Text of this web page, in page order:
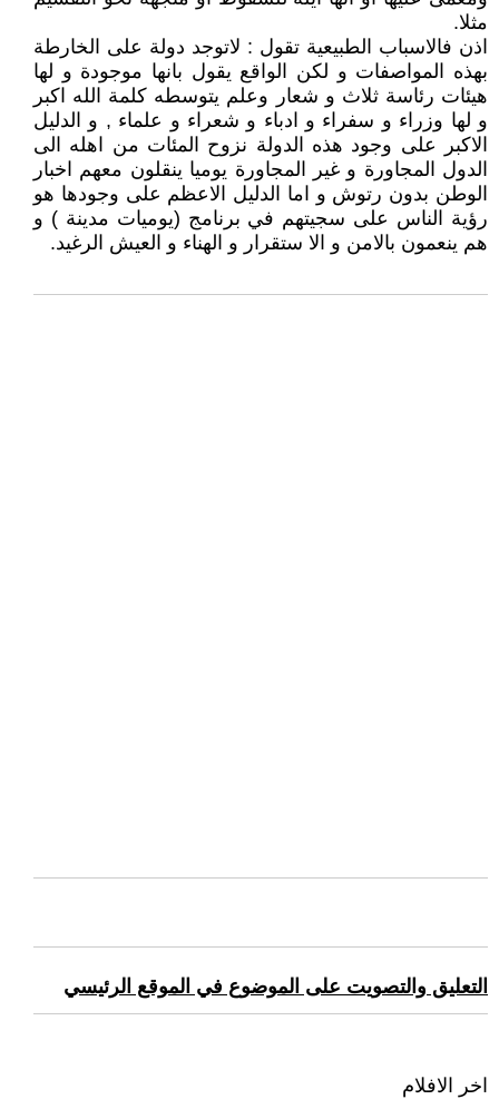
مثلا.
اذن فالاسباب الطبيعية تقول : لاتوجد دولة على الخارطة
بهذه المواصفات و لكن الواقع يقول بانها موجودة و لها
هيئات رئاسة ثلاث و شعار وعلم يتوسطه كلمة الله اكبر
و لها وزراء و سفراء و ادباء و شعراء و علماء , و الدليل
الاكبر على وجود هذه الدولة نزوح المئات من اهله الى
الدول المجاورة و غير المجاورة يوميا ينقلون معهم اخبار
الوطن بدون رتوش و اما الدليل الاعظم على وجودها هو
رؤية الناس على سجيتهم في برنامج (يوميات مدينة ) و
هم ينعمون بالامن و الا ستقرار و الهناء و العيش الرغيد.
التعليق والتصويت على الموضوع في الموقع الرئيسي
اخر الافلام